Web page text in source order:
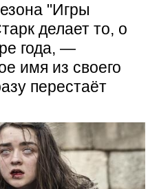
"Игры
делает то, о
года, —
имя из своего
перестаёт